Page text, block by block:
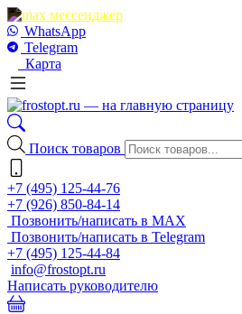
WhatsApp
Telegram
Карта
Поиск товаров
+7 (495) 125-44-76
+7 (926) 850-84-14
Позвонить/написать в MAX
Позвонить/написать в Telegram
+7 (495) 125-44-84
info@frostopt.ru
Написать руководителю